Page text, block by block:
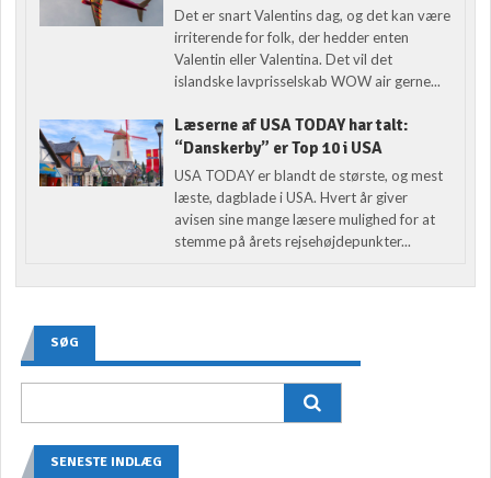
Det er snart Valentins dag, og det kan være
irriterende for folk, der hedder enten
Valentin eller Valentina. Det vil det
islandske lavprisselskab WOW air gerne...
Læserne af USA TODAY har talt:
“Danskerby” er Top 10 i USA
USA TODAY er blandt de største, og mest
læste, dagblade i USA. Hvert år giver
avisen sine mange læsere mulighed for at
stemme på årets rejsehøjdepunkter...
SØG
SENESTE INDLÆG